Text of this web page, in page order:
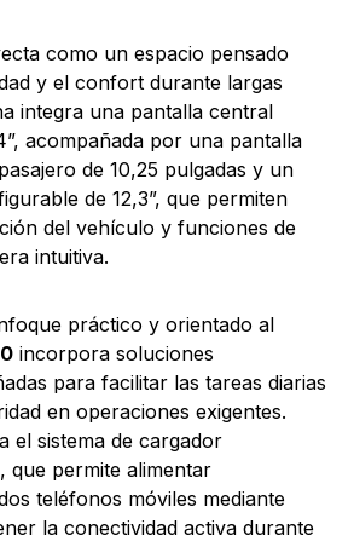
como un espacio pensado
y el confort durante largas
integra una pantalla central
acompañada por una pantalla
de 10,25 pulgadas y un
de 12,3”, que permiten
del vehículo y funciones de
intuitiva.
práctico y orientado al
incorpora soluciones
para facilitar las tareas diarias
en operaciones exigentes.
el sistema de cargador
que permite alimentar
teléfonos móviles mediante
la conectividad activa durante